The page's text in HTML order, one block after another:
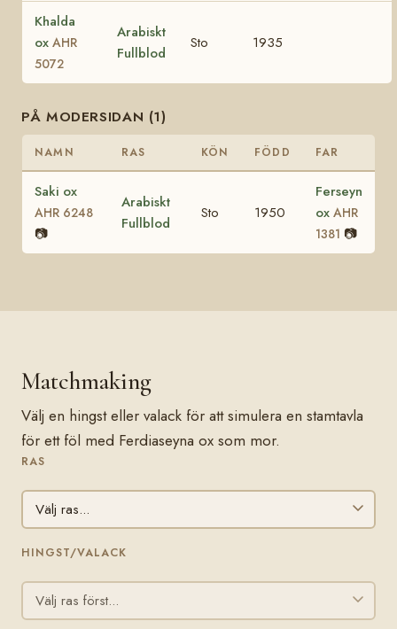
Khalda
ox AHR
5072
Arabiskt
Fullblod
Sto 1935
PÅ MODERSIDAN (1)
NAMN RAS KÖN FÖDD FAR
Saki ox
AHR 6248
📷
Arabiskt
Fullblod
Sto 1950
Ferseyn
ox AHR
1381 📷
Matchmaking
Välj en hingst eller valack för att simulera en stamtavla
för ett föl med Ferdiaseyna ox som mor.
RAS
HINGST/VALACK